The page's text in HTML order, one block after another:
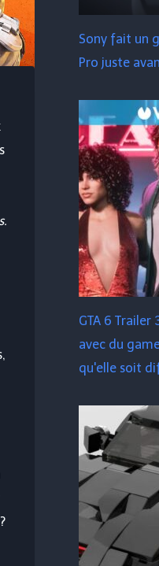
Sony fait un
Pro juste
GTA 6 Trailer
avec du
qu'elle soit